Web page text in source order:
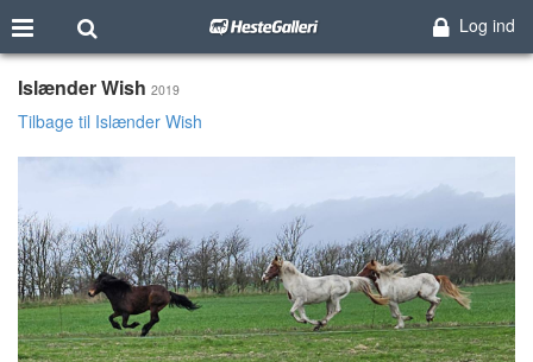
Log ind
Islænder Wish 2019
Tilbage til Islænder Wish